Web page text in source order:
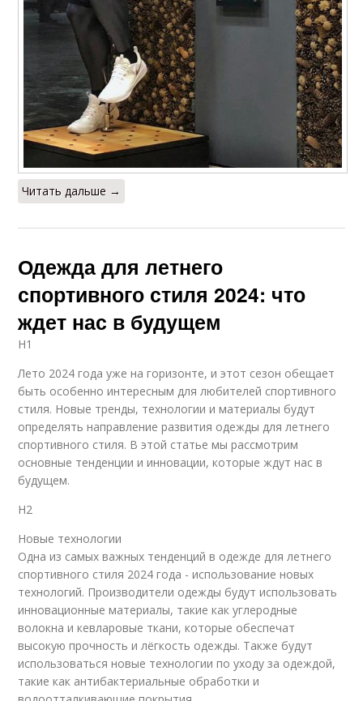
Читать дальше →
Одежда для летнего
спортивного стиля 2024: что
ждет нас в будущем
H1
Лето 2024 года уже на горизонте, и этот сезон обещает
быть особенно интересным для любителей спортивного
стиля. Новые тренды, технологии и материалы будут
определять направление развития одежды для летнего
спортивного стиля. В этой статье мы рассмотрим
основные тенденции и инновации, которые ждут нас в
будущем.
H2
Новые технологии
Одна из самых важных тенденций в одежде для летнего
спортивного стиля 2024 года - использование новых
технологий. Производители одежды будут использовать
инновационные материалы, такие как углеродные
волокна и кевларовые ткани, которые обеспечат
высокую прочность и лёгкость одежды. Также будут
использоваться новые технологии по уходу за одеждой,
такие как антибактериальные обработки и